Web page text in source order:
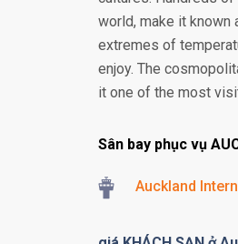
world, make it known
extremes of
enjoy. The
it one of the most
Sân bay phục vụ
Auckland